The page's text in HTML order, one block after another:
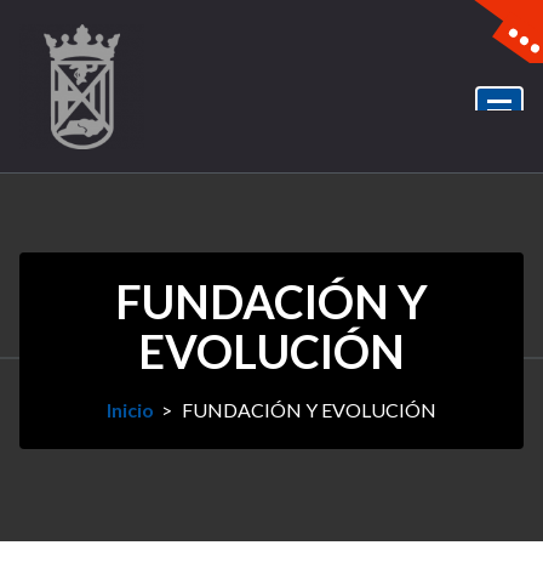
FUNDACIÓN Y
EVOLUCIÓN
Inicio > FUNDACIÓN Y EVOLUCIÓN